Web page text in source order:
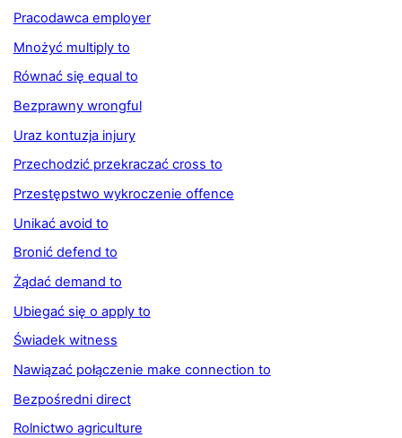
Pracodawca employer
Mnożyć multiply to
Równać się equal to
Bezprawny wrongful
Uraz kontuzja injury
Przechodzić przekraczać cross to
Przestępstwo wykroczenie offence
Unikać avoid to
Bronić defend to
Żądać demand to
Ubiegać się o apply to
Świadek witness
Nawiązać połączenie make connection to
Bezpośredni direct
Rolnictwo agriculture